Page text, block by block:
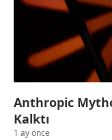
Anthropic
Kalktı
1 ay önce